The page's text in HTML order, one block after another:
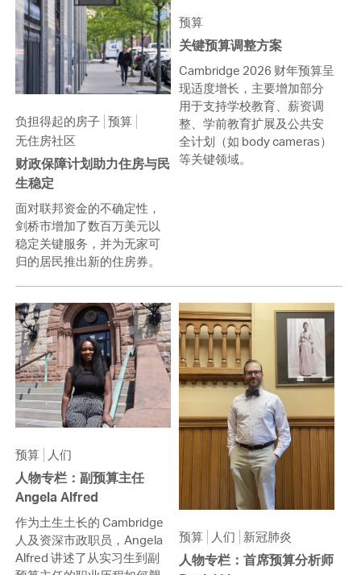
负担得起的房子 预算
无住房社区
财政保障计划助力住房与民
生稳定
面对联邦资金的不确定性，
剑桥市增加了数百万美元以
稳定关键服务，并为无家可
归的居民推出新的住房券。
预算
关键预算调整方案
Cambridge 2026 财年预算呈
现适度增长，主要增加部分
用于支持学校教育、薪资调
整、学前教育扩展及公共安
全计划（如 body cameras）
等关键领域。
预算 人们
人物专栏：副预算主任
Angela Alfred
作为土生土长的 Cambridge
人及资深市政职员，Angela
Alfred 讲述了从实习生到副
预算 人们 新冠肺炎
人物专栏：首席预算分析师